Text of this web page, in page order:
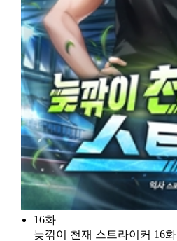
16화
늦깎이 천재 스트라이커 16화